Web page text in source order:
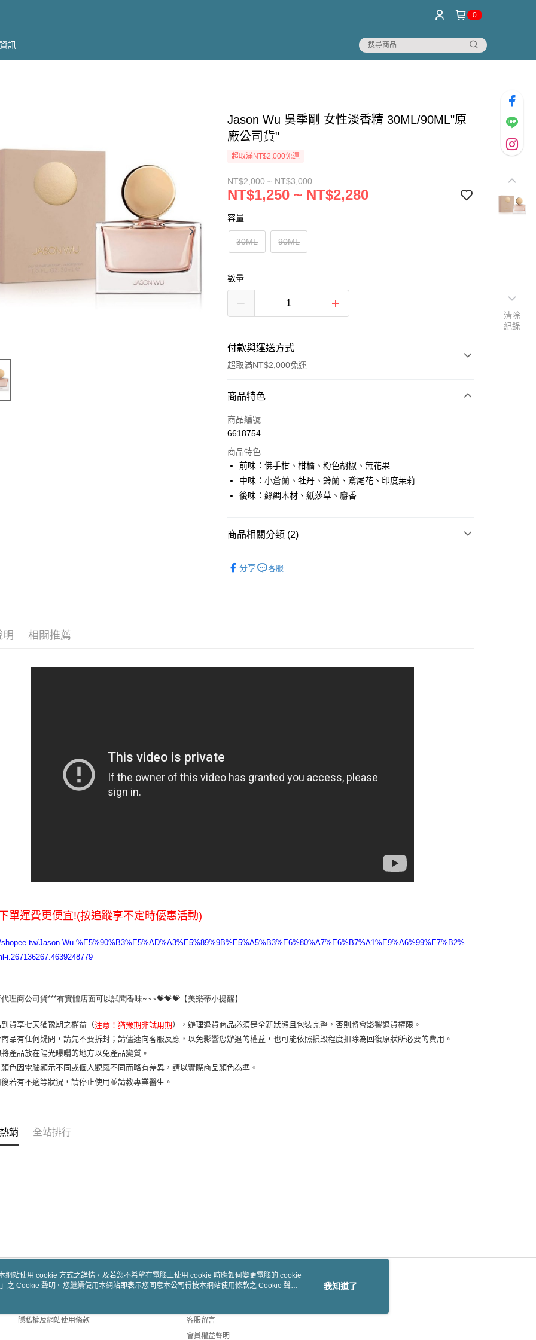
0
訊
Jason Wu 吳季剛 女性淡香精 30ML/90ML"原
廠公司貨"
超取滿NT$2,000免運
NT$2,000 ~ NT$3,000
NT$1,250 ~ NT$2,280
容量
30ML 90ML
數量
付款與運送方式
超取滿NT$2,000免運
付款方式
信用卡一次付款
Apple Pay
悠遊付
全家取貨付款
商品特色
商品編號
6618754
商品特色
前味：佛手柑、柑橘、粉色胡椒、無花果
中味：小蒼蘭、牡丹、鈴蘭、鳶尾花、印度茉莉
後味：絲綢木材、紙莎草、麝香
商品相關分類 (2)
分享 客服
明 相關推薦
單運費更便宜!(按追蹤享不定時優惠活動)
Jason-Wu-%E5%90%B3%E5%AD%A3%E5%89%9B%E5%A5%B3%E6%80%A7%E6%B7%A1%E9%A6%99%E7%B2%
i.267136267.4639248779
理商公司貨***有實體店面可以試聞香味~~~💝💝💝【美樂蒂小提醒】
貨享七天猶豫期之權益（注意！猶豫期非試用期），辦理退貨商品必須是全新狀態且包裝完整，否則將會影響退貨權限。
品有任何疑問，請先不要拆封；請儘速向客服反應，以免影響您辦退的權益，也可能依照損毀程度扣除為回復原狀所必要的費用。
產品放在陽光曝曬的地方以免產品變質。
色因電腦顯示不同或個人觀感不同而略有差異，請以實際商品顏色為準。
若有不適等狀況，請停止使用並請教專業醫生。
銷 全站排行
關於我們
隱私權及網站使用條款
客服資訊
客服留言
會員權益聲明
清除
紀錄
網站使用 cookie 方式之詳情，及若您不希望在電腦上使用 cookie 時應如何變更電腦的 cookie
」之 Cookie 聲明。您繼續使用本網站即表示您同意本公司得按本網站使用條款之 Cookie 聲明
我知道了